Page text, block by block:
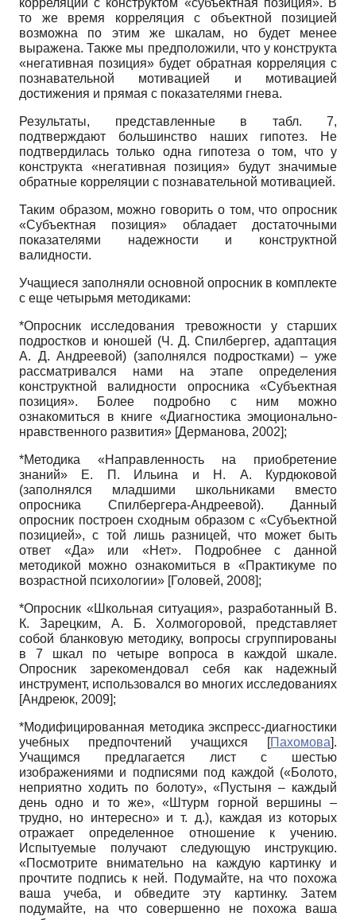
корреляции с конструктом «субъектная позиция». В
то же время корреляция с объектной позицией
возможна по этим же шкалам, но будет менее
выражена. Также мы предположили, что у конструкта
«негативная позиция» будет обратная корреляция с
познавательной мотивацией и мотивацией
достижения и прямая с показателями гнева.
Результаты, представленные в табл. 7,
подтверждают большинство наших гипотез. Не
подтвердилась только одна гипотеза о том, что у
конструкта «негативная позиция» будут значимые
обратные корреляции с познавательной мотивацией.
Таким образом, можно говорить о том, что опросник
«Субъектная позиция» обладает достаточными
показателями надежности и конструктной
валидности.
Учащиеся заполняли основной опросник в комплекте
с еще четырьмя методиками:
*Опросник исследования тревожности у старших
подростков и юношей (Ч. Д. Спилбергер, адаптация
А. Д. Андреевой) (заполнялся подростками) – уже
рассматривался нами на этапе определения
конструктной валидности опросника «Субъектная
позиция». Более подробно с ним можно
ознакомиться в книге «Диагностика эмоционально-
нравственного развития» [Дерманова, 2002];
*Методика «Направленность на приобретение
знаний» Е. П. Ильина и Н. А. Курдюковой
(заполнялся младшими школьниками вместо
опросника Спилбергера-Андреевой). Данный
опросник построен сходным образом с «Субъектной
позицией», с той лишь разницей, что может быть
ответ «Да» или «Нет». Подробнее с данной
методикой можно ознакомиться в «Практикуме по
возрастной психологии» [Головей, 2008];
*Опросник «Школьная ситуация», разработанный В.
К. Зарецким, А. Б. Холмогоровой, представляет
собой бланковую методику, вопросы сгруппированы
в 7 шкал по четыре вопроса в каждой шкале.
Опросник зарекомендовал себя как надежный
инструмент, использовался во многих исследованиях
[Андреюк, 2009];
*Модифицированная методика экспресс-диагностики
учебных предпочтений учащихся
[Пахомова].
Учащимся предлагается лист с шестью
изображениями и подписями под каждой («Болото,
неприятно ходить по болоту», «Пустыня – каждый
день одно и то же», «Штурм горной вершины –
трудно, но интересно» и т. д.), каждая из которых
отражает определенное отношение к учению.
Испытуемые получают следующую инструкцию.
«Посмотрите внимательно на каждую картинку и
прочтите подпись к ней. Подумайте, на что похожа
ваша учеба, и обведите эту картинку. Затем
подумайте, на что совершенно не похожа ваша